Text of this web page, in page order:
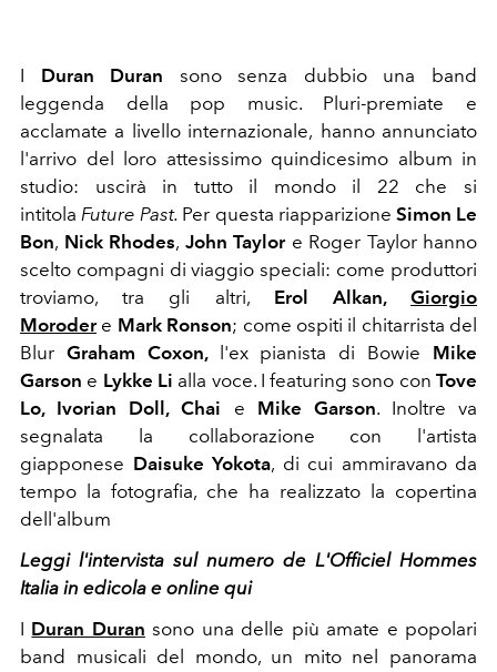
I Duran Duran sono senza dubbio una band
leggenda della pop music. Pluri-premiate e
acclamate a livello internazionale, hanno annunciato
l'arrivo del loro attesissimo quindicesimo album in
studio: uscirà in tutto il mondo il 22 che si
intitola Future Past. Per questa riapparizione Simon Le
Bon, Nick Rhodes, John Taylore Roger Taylor hanno
scelto compagni di viaggio speciali: come produttori
troviamo, tra gli altri, Erol Alkan,Giorgio
Moroder e Mark Ronson; come ospiti il chitarrista del
Blur Graham Coxon, l'ex pianista di Bowie Mike
Garson e Lykke Li alla voce. I featuring sono conTove
Lo, Ivorian Doll, Chai e Mike Garson. Inoltre va
segnalata la collaborazione con l'artista
giapponese Daisuke Yokota, di cui ammiravano da
tempo la fotografia, che ha realizzato la copertina
dell'album
Leggi l'intervista sul numero de L'Officiel Hommes
Italia in edicola e online qui
I Duran Duran sono una delle più amate e popolari
band musicali del mondo, un mito nel panorama